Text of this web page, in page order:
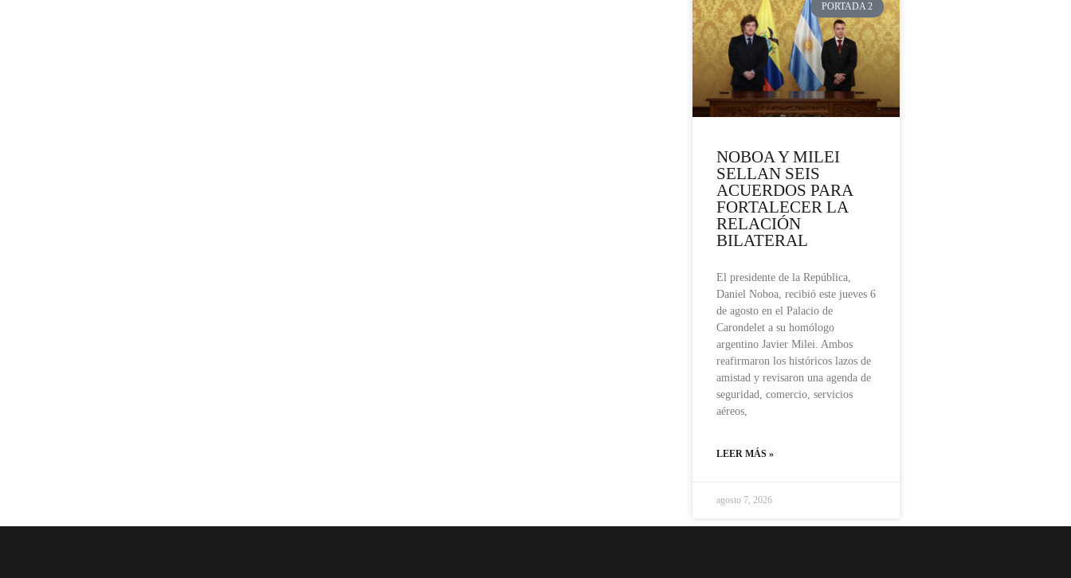
PORTADA 2
NOBOA Y MILEI
SELLAN SEIS
ACUERDOS PARA
FORTALECER LA
RELACIÓN
BILATERAL
El presidente de la República,
Daniel Noboa, recibió este jueves 6
de agosto en el Palacio de
Carondelet a su homólogo
argentino Javier Milei. Ambos
reafirmaron los históricos lazos de
amistad y revisaron una agenda de
seguridad, comercio, servicios
aéreos,
LEER MÁS »
agosto 7, 2026